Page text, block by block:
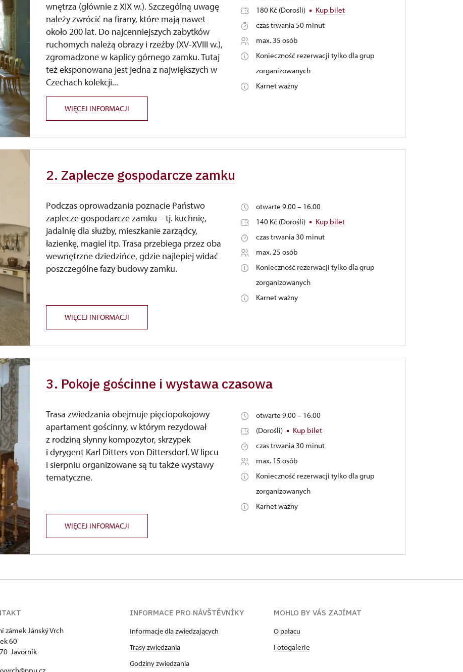
wnętrza (głównie z XIX w.). Szczególną uwagę
należy zwrócić na firany, które mają nawet
około 200 lat. Do najcenniejszych zabytków
ruchomych należą obrazy i rzeźby (XV-XVIII w.),
zgromadzone w kaplicy górnego zamku. Tutaj
też eksponowana jest jedna z największych w
Czechach kolekcji...
180 Kč (Dorośli)
Kup bilet
czas trwania 50 minut
max. 35 osób
Konieczność rezerwacji tylko dla grup
zorganizowanych
Karnet ważny
WIĘCEJ INFORMACJI
2. Zaplecze gospodarcze zamku
Podczas oprowadzania poznacie Państwo
zaplecze gospodarcze zamku – tj. kuchnię,
jadalnię dla służby, mieszkanie zarządcy,
łazienkę, magiel itp. Trasa przebiega przez oba
wewnętrzne dziedzińce, gdzie najlepiej widać
poszczególne fazy budowy zamku.
otwarte 9.00 – 16.00
140 Kč (Dorośli)
Kup bilet
czas trwania 30 minut
max. 25 osób
Konieczność rezerwacji tylko dla grup
zorganizowanych
Karnet ważny
WIĘCEJ INFORMACJI
3. Pokoje gościnne i wystawa czasowa
Trasa zwiedzania obejmuje pięciopokojowy
apartament gościnny, w którym rezydował
z rodziną słynny kompozytor, skrzypek
i dyrygent Karl Ditters von Dittersdorf. W lipcu
i sierpniu organizowane są tu także wystawy
tematyczne.
otwarte 9.00 – 16.00
(Dorośli)
Kup bilet
czas trwania 30 minut
max. 15 osób
Konieczność rezerwacji tylko dla grup
zorganizowanych
Karnet ważny
WIĘCEJ INFORMACJI
zámek Jánský Vrch
60
Javorník
INFORMACE PRO NÁVŠTĚVNÍKY
Informacje dla zwiedzających
Trasy zwiedzania
Godziny zwiedzania
MOHLO BY VÁS ZAJÍMAT
O pałacu
Fotogalerie